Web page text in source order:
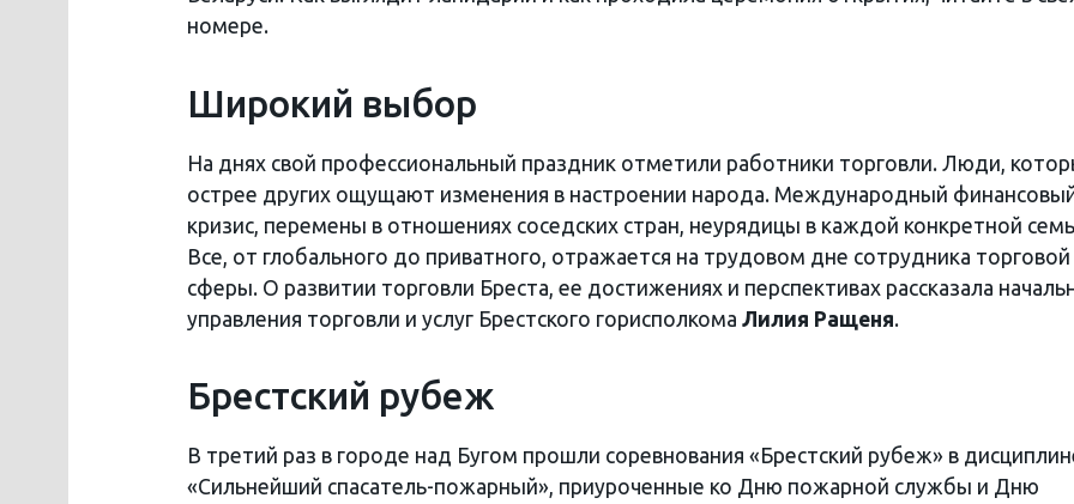
номере.
Широкий выбор
На днях свой профессиональный праздник отметили работники торговли. Люди,
острее других ощущают изменения в настроении народа. Международный
кризис, перемены в отношениях соседских стран, неурядицы в каждой конкретной
Все, от глобального до приватного, отражается на трудовом дне сотрудника торговой
сферы. О развитии торговли Бреста, ее достижениях и перспективах рассказала
управления торговли и услуг Брестского горисполкома Лилия Ращеня.
Брестский рубеж
В третий раз в городе над Бугом прошли соревнования «Брестский рубеж» в
«Сильнейший спасатель-пожарный», приуроченные ко Дню пожарной службы и Дню